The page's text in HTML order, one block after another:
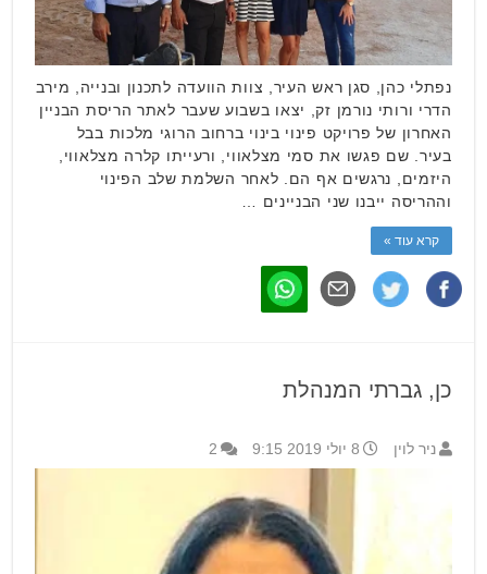
נפתלי כהן, סגן ראש העיר, צוות הוועדה לתכנון ובנייה, מירב
הדרי ורותי נורמן זק, יצאו בשבוע שעבר לאתר הריסת הבניין
האחרון של פרויקט פינוי בינוי ברחוב הרוגי מלכות בבל
בעיר. שם פגשו את סמי מצלאווי, ורעייתו קלרה מצלאווי,
היזמים, נרגשים אף הם. לאחר השלמת שלב הפינוי
וההריסה ייבנו שני הבניינים …
קרא עוד »
כן, גברתי המנהלת
ניר לוין 8 יולי 2019 9:15 2